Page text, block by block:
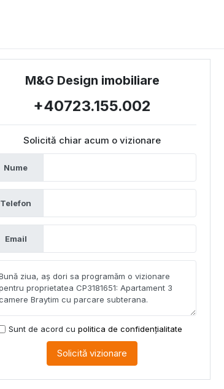
M&G Design imobiliare
+40723.155.002
Solicită chiar acum o vizionare
Nume
Telefon
Email
Sunt de acord cu politica de confidențialitate
Solicită vizionare